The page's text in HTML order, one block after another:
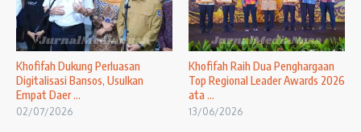
Khofifah Dukung Perluasan
Digitalisasi Bansos, Usulkan
Empat Daer ...
02/07/2026
Khofifah Raih Dua Penghargaan
Top Regional Leader Awards 2026
ata ...
13/06/2026